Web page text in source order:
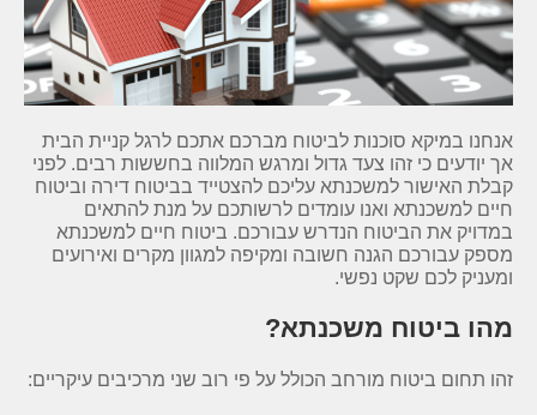
אנחנו במיקא סוכנות לביטוח מברכם אתכם לרגל קניית הבית
אך יודעים כי זהו צעד גדול ומרגש המלווה בחששות רבים. לפני
קבלת האישור למשכנתא עליכם להצטייד בביטוח דירה וביטוח
חיים למשכנתא ואנו עומדים לרשותכם על מנת להתאים
במדויק את הביטוח הנדרש עבורכם. ביטוח חיים למשכנתא
מספק עבורכם הגנה חשובה ומקיפה למגוון מקרים ואירועים
ומעניק לכם שקט נפשי.
מהו ביטוח משכנתא?
זהו תחום ביטוח מורחב הכולל על פי רוב שני מרכיבים עיקריים: